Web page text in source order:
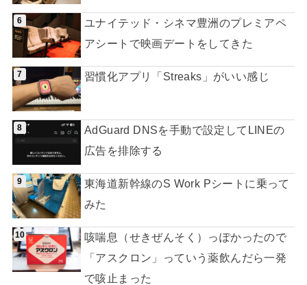
ユナイテッド・シネマ豊洲のプレミアペ
アシートで映画デートをしてきた
習慣化アプリ「Streaks」がいい感じ
AdGuard DNSを手動で設定してLINEの
広告を排除する
東海道新幹線のS Work Pシートに乗って
みた
咳喘息（せきぜんそく）っぽかったので
「アスクロン」っていう薬飲んだら一発
で咳止まった